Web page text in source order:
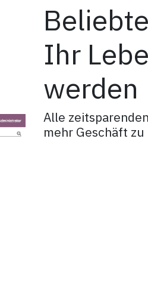
Ihr
werden
Alle
mehr Geschäft zu